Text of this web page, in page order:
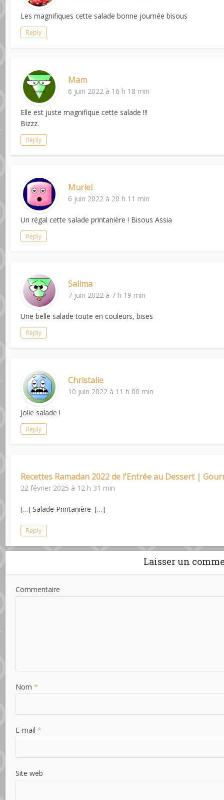
Les magnifiques cette salade bonne journée bisous
Reply
Mam
6 juin 2022 à 16 h 18 min
Elle est juste magnifique cette salade !!!
Bizzz.
Reply
Muriel
6 juin 2022 à 20 h 11 min
Un régal cette salade printanière ! Bisous Assia
Reply
Salima
7 juin 2022 à 7 h 19 min
Une belle salade toute en couleurs, bises
Reply
Christalie
10 juin 2022 à 11 h 00 min
Jolie salade !
Reply
Recettes Ramadan 2022 de l'Entrée au Dessert |
22 février 2025 à 12 h 31 min
[…] Salade Printanière […]
Reply
Laisser un
Commentaire
Nom*
E-mail*
Site web